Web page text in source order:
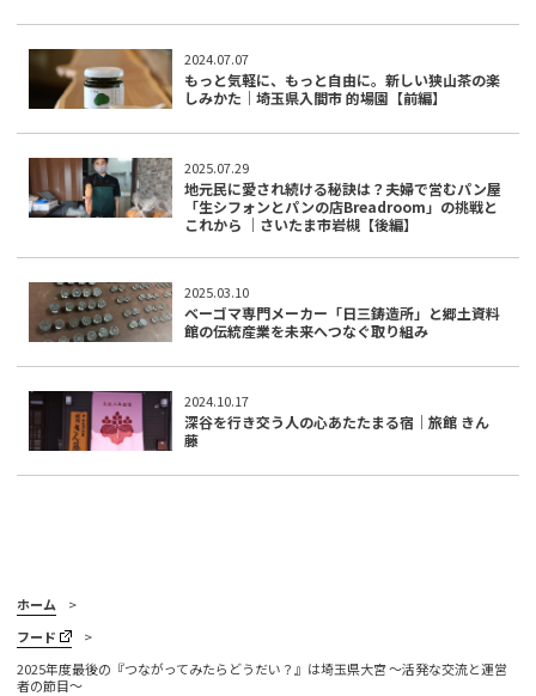
2024.07.07
もっと気軽に、もっと自由に。新しい狭山茶の楽
しみかた｜埼玉県入間市 的場園【前編】
2025.07.29
地元民に愛され続ける秘訣は？夫婦で営むパン屋
「生シフォンとパンの店Breadroom」の挑戦と
これから ｜さいたま市岩槻【後編】
2025.03.10
ベーゴマ専門メーカー「日三鋳造所」と郷土資料
館の伝統産業を未来へつなぐ取り組み
2024.10.17
深谷を行き交う人の心あたたまる宿｜旅館 きん
藤
ホーム
フード
2025年度最後の『つながってみたらどうだい？』は埼玉県大宮 〜活発な交流と運営
者の節目〜